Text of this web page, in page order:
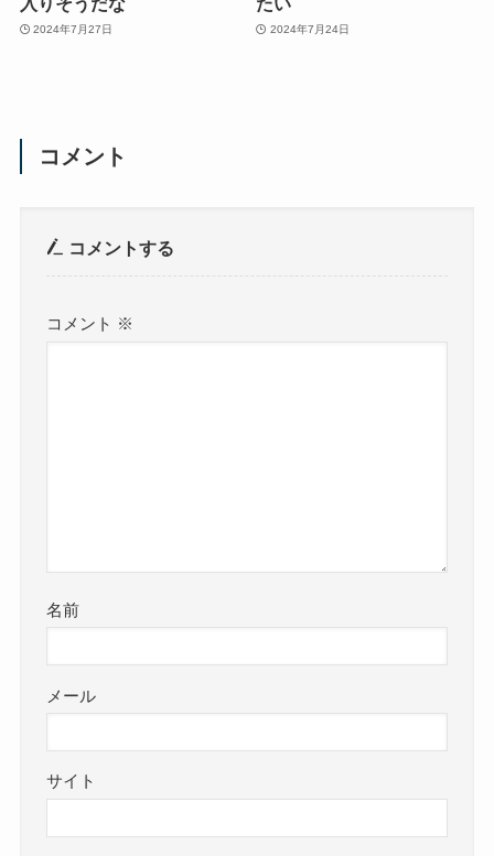
2024年7月27日 2024年7月24日
コメント
コメントする
コメント ※
名前
メール
サイト